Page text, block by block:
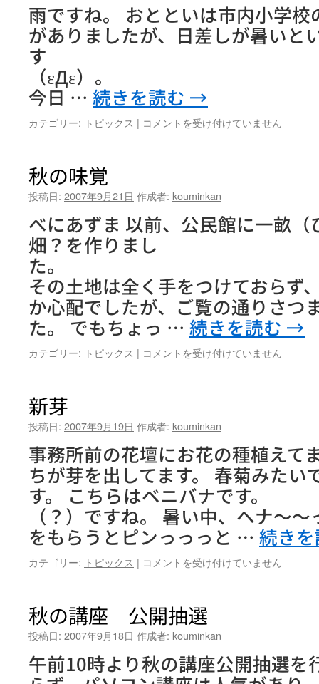
雨ですね。 おとといは市内小学
がありましたが、日差しが暑いと
す
（
今日 … 続きを読む →
カテゴリー: トピックス | 雨
コメントを受け付けていません
秋の味覚
投稿日: 2007年9月21日 作成者: kouminkan
べにあずま 以前、公民館に一畝（
畑？を作りまし
た
その土地は全く手をつけておらず
か心配でしたが、ご覧の通りさつ
た。 でもちょっ … 続きを読む →
カテゴリー: トピックス | 秋
コメントを受け付けていません
新芽
投稿日: 2007年9月19日 作成者: kouminkan
事務所前の花壇にお花の種植えて
ちが芽を出してます。 春菊みたい
す。 こちらはベニバナです。
（？）ですね。 暑い中、ヘナ～
をもらうとピンっっっと … 続き
カテゴリー: トピックス | 新
コメントを受け付けていません
秋の講座 公開抽選
投稿日: 2007年9月18日 作成者: kouminkan
午前10時より秋の講座公開抽選を